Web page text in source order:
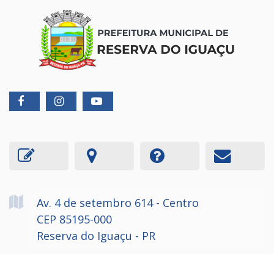
Av. 4 de setembro 614 - Centro
CEP 85195-000
Reserva do Iguaçu - PR